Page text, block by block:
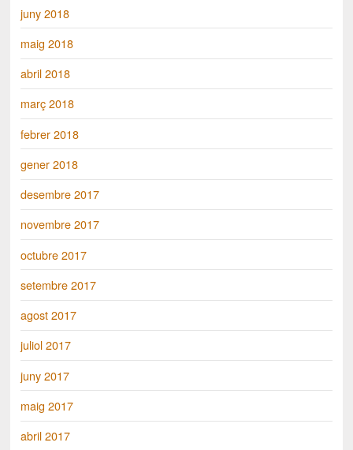
juny 2018
maig 2018
abril 2018
març 2018
febrer 2018
gener 2018
desembre 2017
novembre 2017
octubre 2017
setembre 2017
agost 2017
juliol 2017
juny 2017
maig 2017
abril 2017